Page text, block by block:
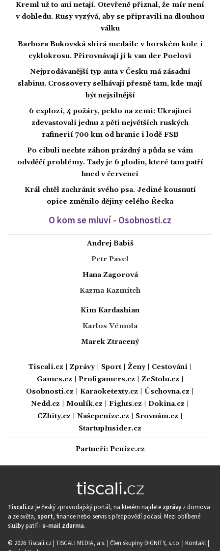
Kreml už to ani netají. Otevřeně přiznal, že mír není
v dohledu. Rusy vyzývá, aby se připravili na dlouhou
válku
Barbora Bukovská sbírá medaile v horském kole i
cyklokrosu. Přirovnávají ji k van der Poelovi
Nejprodávanější typ auta v Česku má zásadní
slabinu. Crossovery selhávají přesně tam, kde mají
být nejsilnější
6 explozí, 4 požáry, peklo na zemi: Ukrajinci
zdevastovali jednu z pěti největších ruských
rafinerií 700 km od hranic i lodě FSB
Po cibuli nechte záhon prázdný a půda se vám
odvděčí problémy. Tady je 6 plodin, které tam patří
hned v červenci
Král chtěl zachránit svého psa. Jediné kousnutí
opice změnilo dějiny celého Řecka
O kom se mluví - Osobnosti.cz
Andrej Babiš
Petr Pavel
Hana Zagorová
Kazma Kazmitch
Kim Kardashian
Karlos Vémola
Marek Ztracený
Tiscali.cz Zprávy| Sport| Ženy| Cestování|
Games.cz
Profigamers.cz ZeStolu.cz
Osobnosti.cz
Karaoketexty.cz Úschovna.cz
Nedd.cz
Moulík.cz Fights.cz Dokina.cz
CZhity.cz
Našepeníze.cz Srovnám.cz
StartupInsider.cz
Partneři: Peníze.cz
Tiscali.cz je český zpravodajský portál, na kterém najdete zprávy z domova
a ze světa, sport, finance nebo servis s předpovědí počasí. Mezi oblíbené
služby patří i e-mail zdarma.
© 2026 Tiscali.cz | TISCALI MEDIA, a.s. | Člen skupiny DIGNITY, s.r.o. | Kontakt|